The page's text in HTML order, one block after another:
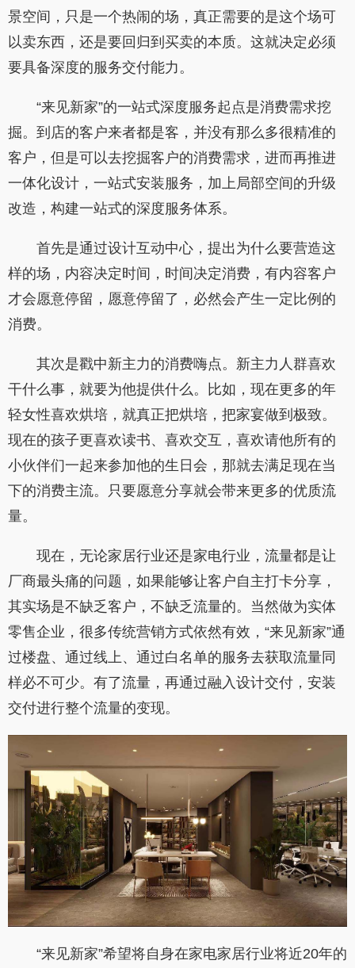
景空间，只是一个热闹的场，真正需要的是这个场可
以卖东西，还是要回归到买卖的本质。这就决定必须
要具备深度的服务交付能力。
“来见新家”的一站式深度服务起点是消费需求挖
掘。到店的客户来者都是客，并没有那么多很精准的
客户，但是可以去挖掘客户的消费需求，进而再推进
一体化设计，一站式安装服务，加上局部空间的升级
改造，构建一站式的深度服务体系。
首先是通过设计互动中心，提出为什么要营造这
样的场，内容决定时间，时间决定消费，有内容客户
才会愿意停留，愿意停留了，必然会产生一定比例的
消费。
其次是戳中新主力的消费嗨点。新主力人群喜欢
干什么事，就要为他提供什么。比如，现在更多的年
轻女性喜欢烘培，就真正把烘培，把家宴做到极致。
现在的孩子更喜欢读书、喜欢交互，喜欢请他所有的
小伙伴们一起来参加他的生日会，那就去满足现在当
下的消费主流。只要愿意分享就会带来更多的优质流
量。
现在，无论家居行业还是家电行业，流量都是让
厂商最头痛的问题，如果能够让客户自主打卡分享，
其实场是不缺乏客户，不缺乏流量的。当然做为实体
零售企业，很多传统营销方式依然有效，“来见新家”通
过楼盘、通过线上、通过白名单的服务去获取流量同
样必不可少。有了流量，再通过融入设计交付，安装
交付进行整个流量的变现。
“来见新家”希望将自身在家电家居行业将近20年的